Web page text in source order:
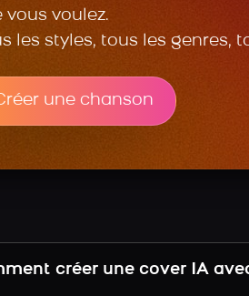
vous voulez.
les styles, tous les genres,
une chanson
créer une cover IA